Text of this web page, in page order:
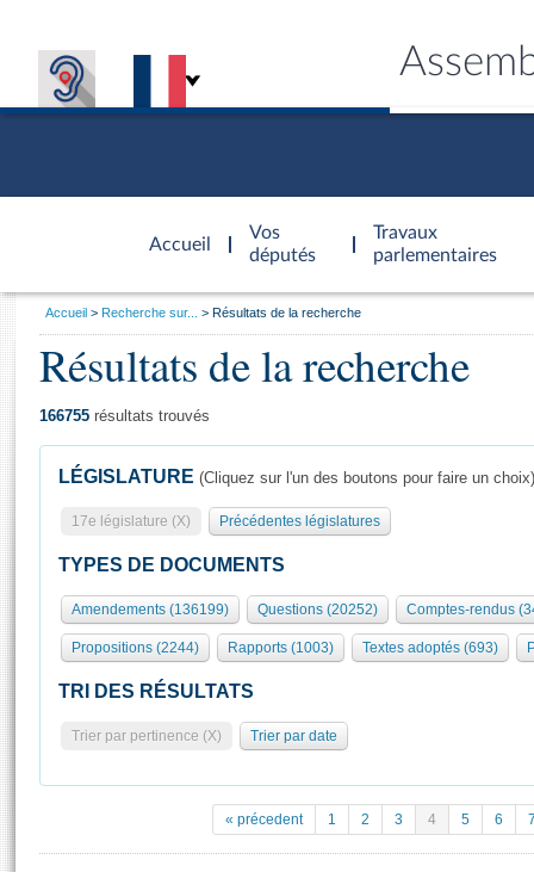
Accueil
d'accueil
Vos
députés
Travaux
parlementaires
Présidence
577 députés
Groupes politiques
Séance publique
Commissions et autres organes
Europe et International
Pétitions
Général
Rôle et pouvoirs de l'Assemblée
Organisation de l'Assemblée
Présidence Conférence des Présidents Bureau Collège des
Statistiques et chiffres clés
Documents de référence
( Constitution | Règlement de l'Assemblée ... )
Visiter l'Assemblée
Visite virtuelle du palais Bourbon
Assister à une séance
Vous
Accueil Recherche sur... Résultats de la recherche
Résultats de la recherche
166755 résultats trouvés
LÉGISLATURE (Cliquez sur l'un des boutons pour faire un choix)
17e législature (X) Précédentes législatures
TYPES DE DOCUMENTS
Amendements (136199) Questions (20252) Comptes-rendus
Propositions (2244) Rapports (1003) Textes adoptés (693)
TRI DES RÉSULTATS
Trier par pertinence (X) Trier par date
« précedent 1 2 3 4 5 6